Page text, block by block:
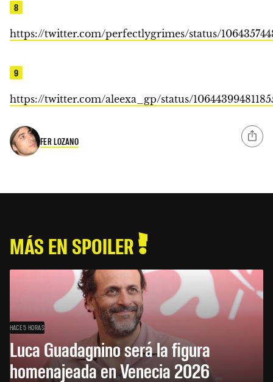
8
https://twitter.com/perfectlygrimes/status/
9
https://twitter.com/aleexa_gp/status/
FER LOZANO
MÁS EN SPOILER
HACE 5 HORAS
Luca Guadagnino será la figura
homenajeada en Venecia 2026